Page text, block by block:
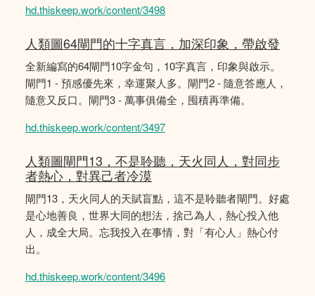
hd.thiskeep.work/content/3498
人類圖64閘門的十字真言，加深印象，帶啟發
全新編寫的64閘門10字金句，10字真言，印象與啟示。
閘門1 - 預感優先來，幸運聚人多。閘門2 - 隨意答應人，
隨意又反口。閘門3 - 萬事俱備全，囤積再準備。
hd.thiskeep.work/content/3497
人類圖閘門13，不是聆聽，天火同人，對同步
者熱心，對異己者冷漠
閘門13，天火同人的天賦盲點，這不是聆聽者閘門。好處
是心地善良，世界大同的想法，捨己為人，熱心投入他
人，成全大局。忘我投入在事情，對「有心人」熱心付
出。
hd.thiskeep.work/content/3496